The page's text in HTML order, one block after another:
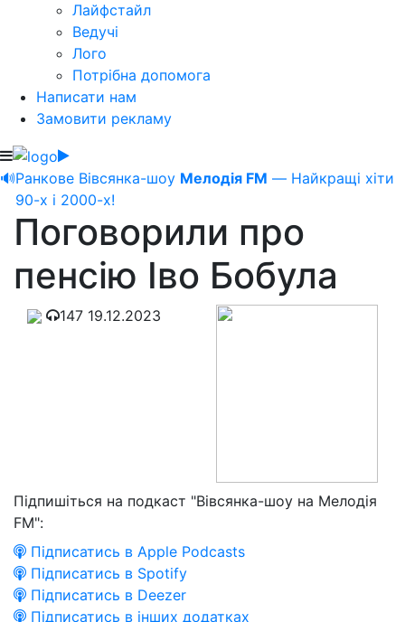
Лайфстайл
Ведучі
Лого
Потрібна допомога
Написати нам
Замовити рекламу
🔊Ранкове Вівсянка-шоу Мелодія FM — Найкращі хіти
90-х і 2000-х!
Поговорили про
пенсію Іво Бобула
147 19.12.2023
Підпишіться на подкаст "Вівсянка-шоу на Мелодія
FM":
Підписатись в Apple Podcasts
Підписатись в Spotify
Підписатись в Deezer
Підписатись в інших додатках